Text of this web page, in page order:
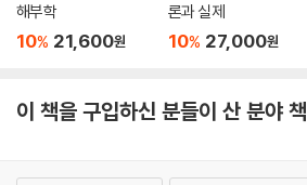
해부학
10% 21,600원
론과 실제
10% 27,000원
이 책을 구입하신 분들이 산 분야 책